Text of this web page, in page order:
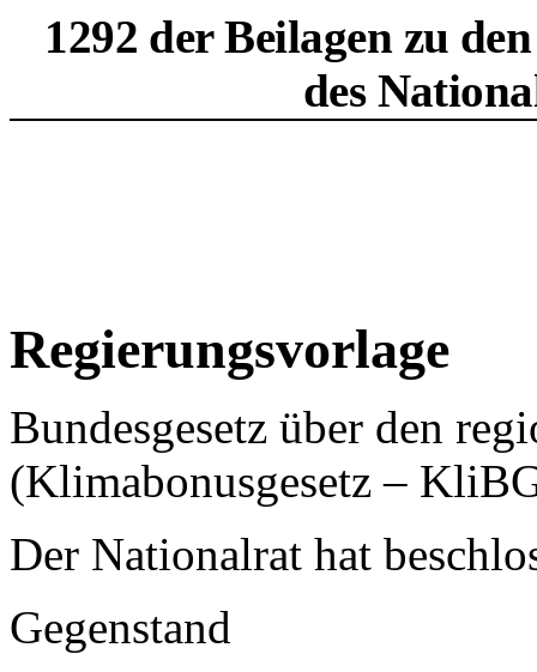
1292 der Beilagen zu
des
Regierungsvorlage
Bundesgesetz über den
(Klimabonusgesetz –
Der Nationalrat hat
Gegenstand